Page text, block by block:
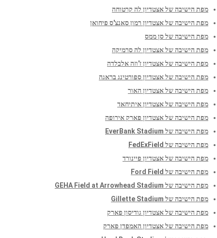
מפת הישיבה של אצטדיון לה קרטוחה
מפת הישיבה של אצטדיון רמון סאנצ'ס פיחואן
מפת הישיבה של סן ממס
מפת הישיבה של אצטדיון לה סרמיקה
מפת הישיבה של אצטדיון ז'וזה אלבלדה
מפת הישיבה של אצטדיון ספורטינג בראגה
מפת הישיבה של אצטדיון האור
מפת הישיבה של אצטדיון איתיחאד
מפת הישיבה של אצטדיון פארק אירופה
מפת הישיבה של EverBank Stadium
מפת הישיבה של FedExField
מפת הישיבה של אצטדיון פיינורד
מפת הישיבה של Ford Field
מפת הישיבה של GEHA Field at Arrowhead Stadium
מפת הישיבה של Gillette Stadium
מפת הישיבה של אצטדיון גודיסון פארק
מפת הישיבה של אצטדיון האמפדן פארק